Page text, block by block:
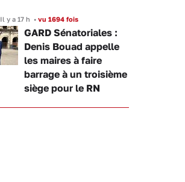
Il y a 17 h • vu 1694 fois
GARD Sénatoriales :
Denis Bouad appelle
les maires à faire
barrage à un troisième
siège pour le RN